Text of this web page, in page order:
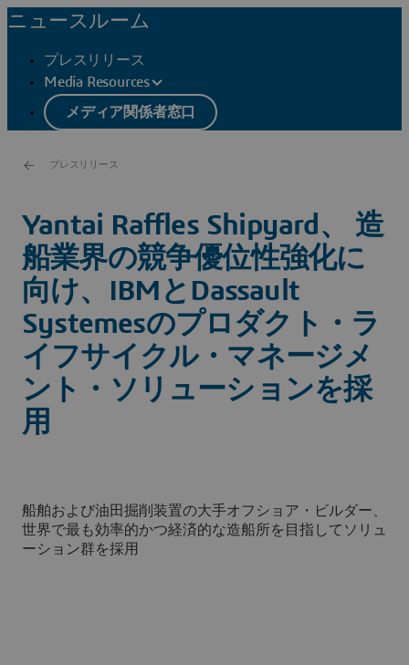
ニュースルーム
プレスリリース
Media Resources
メディア関係者窓口
プレスリリース
Yantai Raffles Shipyard、 造
船業界の競争優位性強化に
向け、IBMとDassault
Systemesのプロダクト・ラ
イフサイクル・マネージメ
ント・ソリューションを採
用
船舶および油田掘削装置の大手オフショア・ビルダー、
世界で最も効率的かつ経済的な造船所を目指してソリュ
ーション群を採用